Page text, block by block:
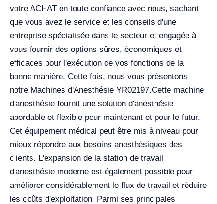
votre ACHAT en toute confiance avec nous, sachant
que vous avez le service et les conseils d'une
entreprise spécialisée dans le secteur et engagée à
vous fournir des options sûres, économiques et
efficaces pour l'exécution de vos fonctions de la
bonne manière. Cette fois, nous vous présentons
notre Machines d'Anesthésie YR02197.Cette machine
d'anesthésie fournit une solution d'anesthésie
abordable et flexible pour maintenant et pour le futur.
Cet équipement médical peut être mis à niveau pour
mieux répondre aux besoins anesthésiques des
clients. L'expansion de la station de travail
d'anesthésie moderne est également possible pour
améliorer considérablement le flux de travail et réduire
les coûts d'exploitation. Parmi ses principales